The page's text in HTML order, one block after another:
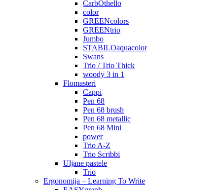
CarbOthello
color
GREENcolors
GREENtrio
Jumbo
STABILOaquacolor
Swans
Trio / Trio Thick
woody 3 in 1
Flomasteri
Cappi
Pen 68
Pen 68 brush
Pen 68 metallic
Pen 68 Mini
power
Trio A-Z
Trio Scribbi
Uljane pastele
Trio
Ergonomija – Learning To Write